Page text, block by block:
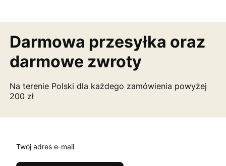
Darmowa przesyłka oraz
darmowe zwroty
Na terenie Polski dla każdego zamówienia powyżej
200 zł
Twój adres e-mail